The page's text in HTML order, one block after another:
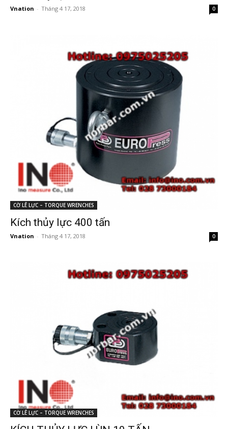
Vnation - Tháng 4 17, 2018 0
CỜ LÊ LỰC – TORQUE WRENCHES
Kích thủy lực 400 tấn
Vnation - Tháng 4 17, 2018 0
CỜ LÊ LỰC – TORQUE WRENCHES